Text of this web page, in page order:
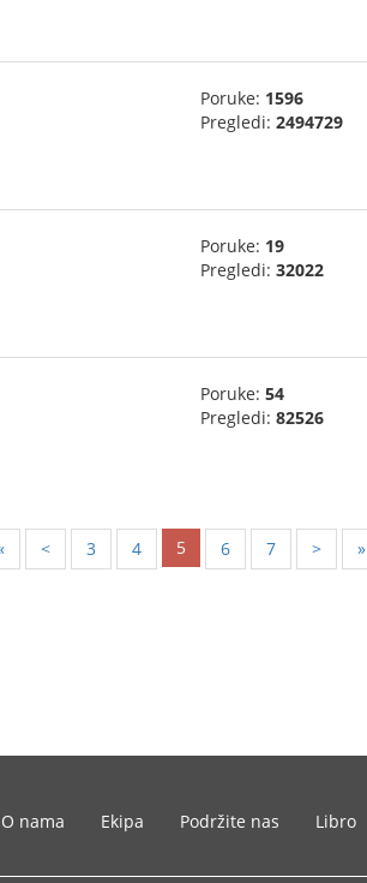
Poruke: 1596
Pregledi: 2494729
Poruke: 19
Pregledi: 32022
Poruke: 54
Pregledi: 82526
< 3 4 5 6 7 > »
O nama Ekipa Podržite nas Libro